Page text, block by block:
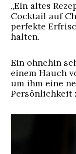
„Ein altes
Cocktail auf
perfekte
halten.
Ein ohnehin
einem Hauch
um ihm eine
Persönlichkeit